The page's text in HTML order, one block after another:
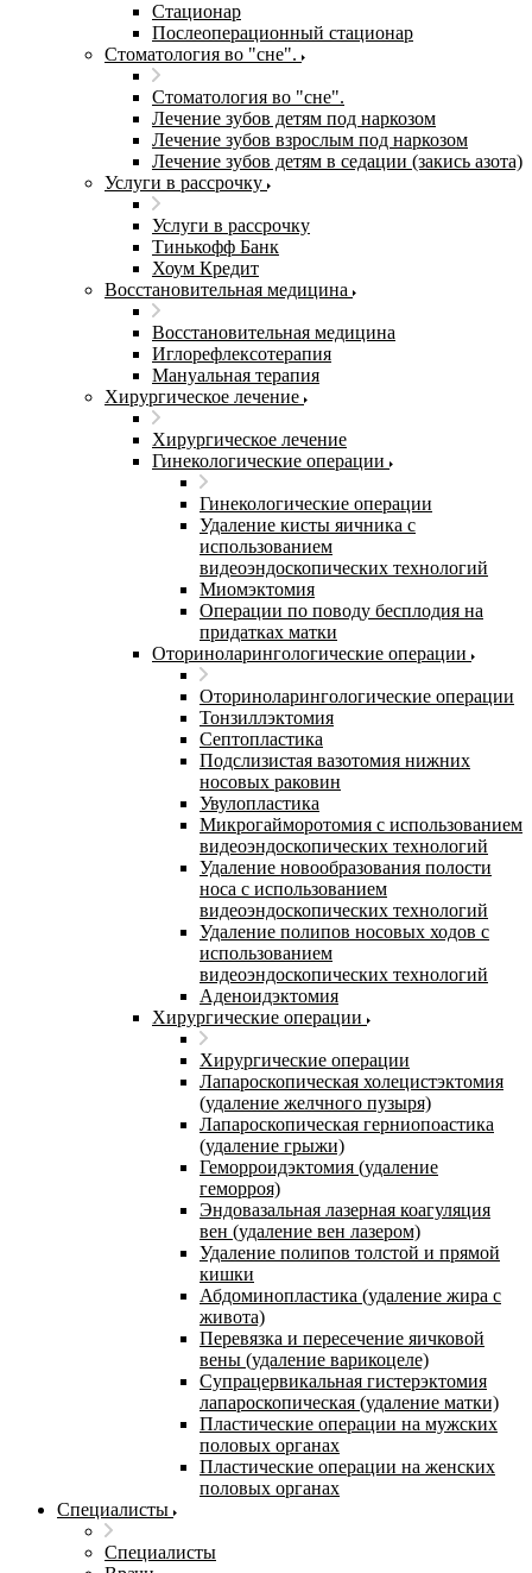
Стационар
Послеоперационный стационар
Стоматология во "сне".
Стоматология во "сне".
Лечение зубов детям под наркозом
Лечение зубов взрослым под наркозом
Лечение зубов детям в седации (закись азота)
Услуги в рассрочку
Услуги в рассрочку
Тинькофф Банк
Хоум Кредит
Восстановительная медицина
Восстановительная медицина
Иглорефлексотерапия
Мануальная терапия
Хирургическое лечение
Хирургическое лечение
Гинекологические операции
Гинекологические операции
Удаление кисты яичника с
использованием
видеоэндоскопических технологий
Миомэктомия
Операции по поводу бесплодия на
придатках матки
Оториноларингологические операции
Оториноларингологические операции
Тонзиллэктомия
Септопластика
Подслизистая вазотомия нижних
носовых раковин
Увулопластика
Микрогайморотомия с использованием
видеоэндоскопических технологий
Удаление новообразования полости
носа с использованием
видеоэндоскопических технологий
Удаление полипов носовых ходов с
использованием
видеоэндоскопических технологий
Аденоидэктомия
Хирургические операции
Хирургические операции
Лапароскопическая холецистэктомия
(удаление желчного пузыря)
Лапароскопическая герниопоастика
(удаление грыжи)
Геморроидэктомия (удаление
геморроя)
Эндовазальная лазерная коагуляция
вен (удаление вен лазером)
Удаление полипов толстой и прямой
кишки
Абдоминопластика (удаление жира с
живота)
Перевязка и пересечение яичковой
вены (удаление варикоцеле)
Супрацервикальная гистерэктомия
лапароскопическая (удаление матки)
Пластические операции на мужских
половых органах
Пластические операции на женских
половых органах
Специалисты
Специалисты